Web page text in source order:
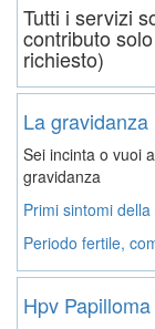
Tutti i servizi
contributo
richiesto)
La gravidanza
Sei incinta o vuoi
gravidanza
Primi sintomi
Periodo fertile,
Hpv